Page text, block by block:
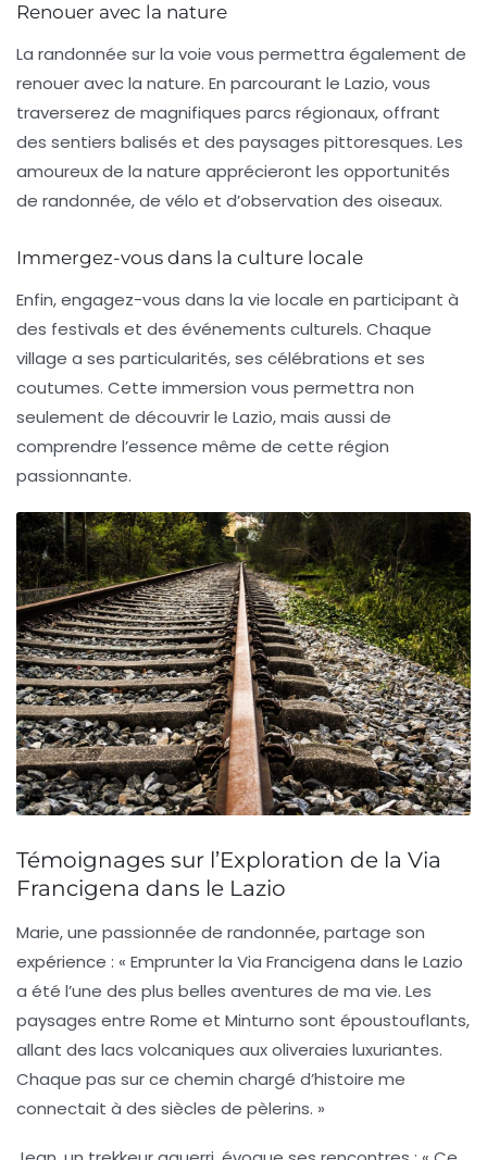
Renouer avec la nature
La randonnée sur la voie vous permettra également de
renouer avec la nature. En parcourant le Lazio, vous
traverserez de magnifiques parcs régionaux, offrant
des sentiers balisés et des paysages pittoresques. Les
amoureux de la nature apprécieront les opportunités
de randonnée, de vélo et d’observation des oiseaux.
Immergez-vous dans la culture locale
Enfin, engagez-vous dans la vie locale en participant à
des festivals et des événements culturels. Chaque
village a ses particularités, ses célébrations et ses
coutumes. Cette immersion vous permettra non
seulement de découvrir le Lazio, mais aussi de
comprendre l’essence même de cette région
passionnante.
Témoignages sur l’Exploration de la Via
Francigena dans le Lazio
Marie, une passionnée de randonnée, partage son
expérience : « Emprunter la Via Francigena dans le Lazio
a été l’une des plus belles aventures de ma vie. Les
paysages entre Rome et Minturno sont époustouflants,
allant des lacs volcaniques aux oliveraies luxuriantes.
Chaque pas sur ce chemin chargé d’histoire me
connectait à des siècles de pèlerins. »